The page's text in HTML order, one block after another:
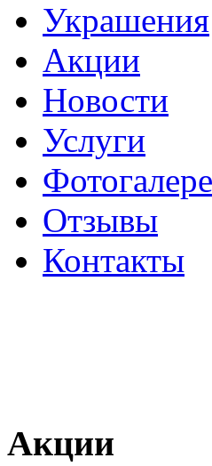
Украшения
Акции
Новости
Услуги
Отзывы
­Контакты
Акции